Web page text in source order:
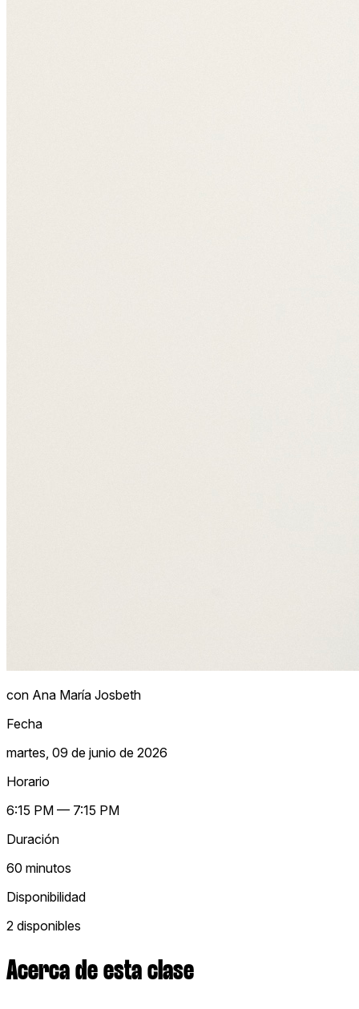
con Ana María Josbeth
Fecha
martes, 09 de junio de 2026
Horario
6:15 PM — 7:15 PM
Duración
60 minutos
Disponibilidad
2 disponibles
Acerca de esta clase